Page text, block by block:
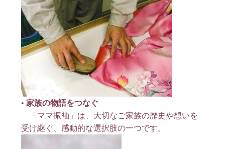
•家族の物語をつなぐ
「ママ振袖」は、大切なご家族の歴史や想いを
受け継ぐ、感動的な選択肢の一つです。